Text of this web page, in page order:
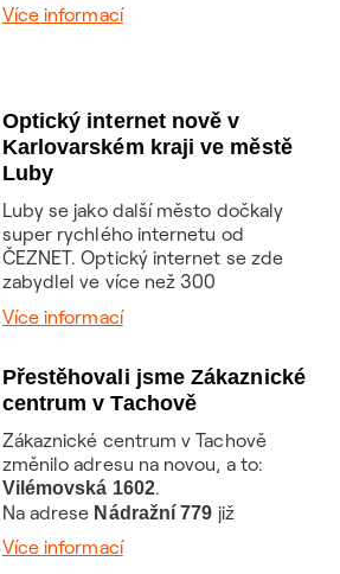
Více informací
Optický internet nově v
Karlovarském kraji ve městě
Luby
Luby se jako další město dočkaly
super rychlého internetu od
ČEZNET. Optický internet se zde
zabydlel ve více než 300
domácnostech. Rychlost a stabilita
přípojek optiky až do bytu odpovídá,
těm nejvyšším standardům, které si
dnes můžete dopřát. K tomu všemu
ČEZNET TV s až 190 televizními
programy nebo také již od 199 Kč.
Dostupnost služby ověříte na
www.ceznet.cz.
Více informací
Přestěhovali jsme Zákaznické
centrum v Tachově
Zákaznické centrum v Tachově
změnilo adresu na novou, a to:
Vilémovská 1602.
Na adrese Nádražní 779 již
ČEZNET nenaleznete. Pokud
potřebujete provést hotovostní
Více informací